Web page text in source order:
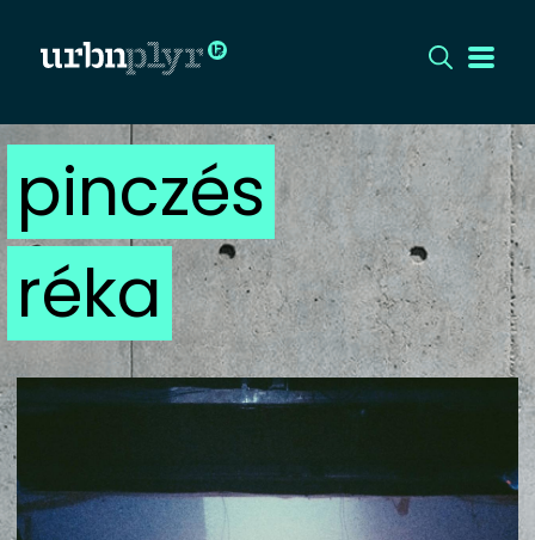
CÍMLAP
DIZÁJN
DIVAT
HIP
UTCA
pinczés
réka